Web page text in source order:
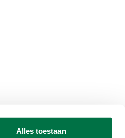
Alles toestaan